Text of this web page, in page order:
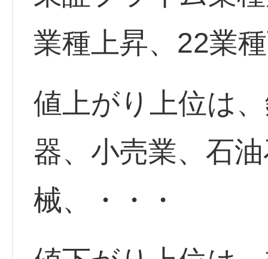
業種上昇、22業
値上がり上位は
器、小売業、石
械、・・・